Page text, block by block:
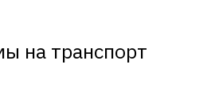
на транспорт